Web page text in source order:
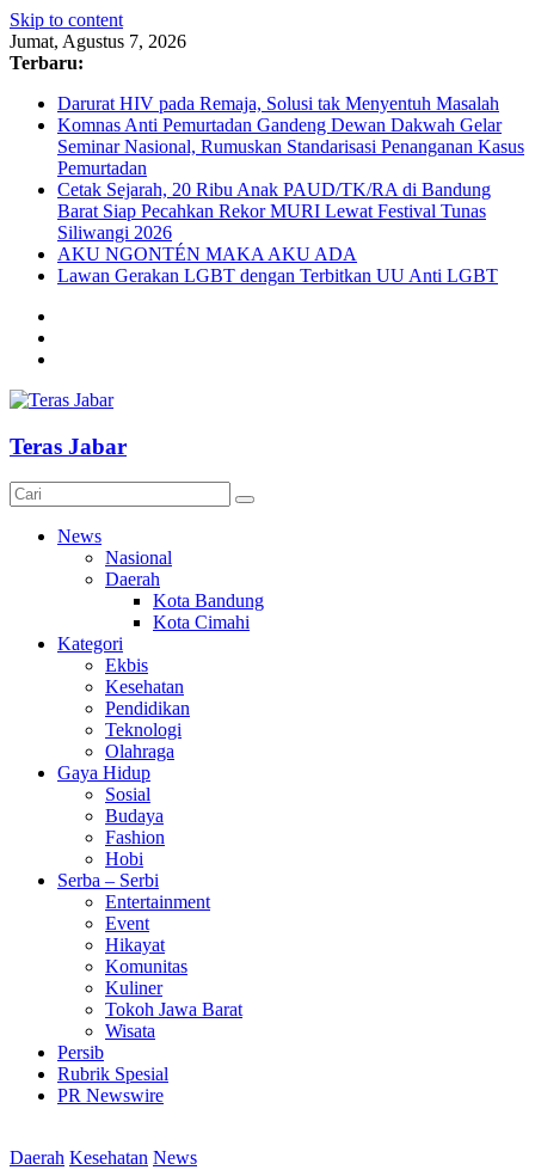
Skip to content
Jumat, Agustus 7, 2026
Terbaru:
Darurat HIV pada Remaja, Solusi tak Menyentuh Masalah
Komnas Anti Pemurtadan Gandeng Dewan Dakwah Gelar
Seminar Nasional, Rumuskan Standarisasi Penanganan Kasus
Pemurtadan
Cetak Sejarah, 20 Ribu Anak PAUD/TK/RA di Bandung
Barat Siap Pecahkan Rekor MURI Lewat Festival Tunas
Siliwangi 2026
AKU NGONTÉN MAKA AKU ADA
Lawan Gerakan LGBT dengan Terbitkan UU Anti LGBT
Teras Jabar
News
Nasional
Daerah
Kota Bandung
Kota Cimahi
Kategori
Ekbis
Kesehatan
Pendidikan
Teknologi
Olahraga
Gaya Hidup
Sosial
Budaya
Fashion
Hobi
Serba – Serbi
Entertainment
Event
Hikayat
Komunitas
Kuliner
Tokoh Jawa Barat
Wisata
Persib
Rubrik Spesial
PR Newswire
Daerah Kesehatan News